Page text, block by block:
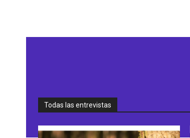
Todas las entrevistas